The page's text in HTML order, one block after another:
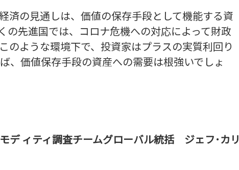
済の見通しは、価値の保存手段として機能する資
の先進国では、コロナ危機への対応によって財政
のような環境下で、投資家はプラスの実質利回り
、価値保存手段の資産への需要は根強いでしょ
デ ィティ調査チームグローバル統括 ジェフ･カリ